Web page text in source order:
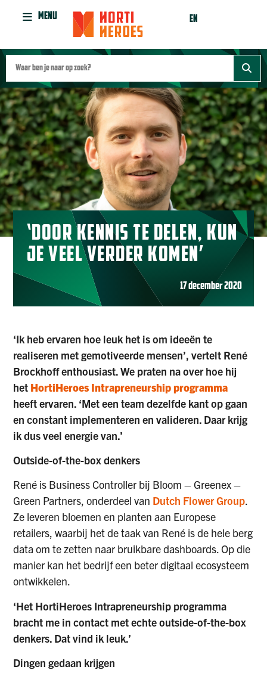
MENU EN
‘DOOR KENNIS TE DELEN, KUN
JE VEEL VERDER KOMEN’
17 december 2020
‘Ik heb ervaren hoe leuk het is om ideeën te
realiseren met gemotiveerde mensen’, vertelt René
Brockhoff enthousiast. We praten na over hoe hij
het HortiHeroes Intrapreneurship programma
heeft ervaren. ‘Met een team dezelfde kant op gaan
en constant implementeren en valideren. Daar krijg
ik dus veel energie van.’
Outside-of-the-box denkers
René is Business Controller bij Bloom – Greenex –
Green Partners, onderdeel van Dutch Flower Group.
Ze leveren bloemen en planten aan Europese
retailers, waarbij het de taak van René is de hele berg
data om te zetten naar bruikbare dashboards. Op die
manier kan het bedrijf een beter digitaal ecosysteem
ontwikkelen.
‘Het HortiHeroes Intrapreneurship programma
bracht me in contact met echte outside-of-the-box
denkers. Dat vind ik leuk.’
Dingen gedaan krijgen